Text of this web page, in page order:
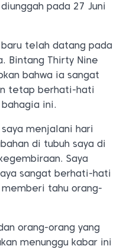
pada 27 Juni
baru telah datang pada
Bintang Thirty Nine
bahwa ia sangat
tetap berhati-hati
ini.
menjalani hari
di tubuh saya di
Saya
sangat berhati-hati
tahu orang-
orang-orang yang
menunggu kabar ini